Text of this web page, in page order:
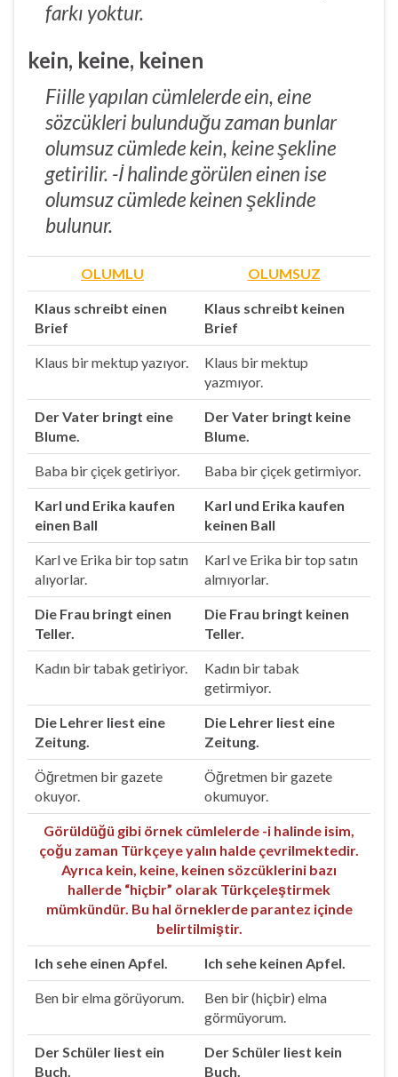
farkı yoktur.
kein, keine, keinen
Fiille yapılan cümlelerde ein, eine
sözcükleri bulunduğu zaman bunlar
olumsuz cümlede kein, keine şekline
getirilir. -İ halinde görülen einen ise
olumsuz cümlede keinen şeklinde
bulunur.
OLUMLU OLUMSUZ
Klaus schreibt einen
Brief
Klaus schreibt keinen
Brief
Klaus bir mektup yazıyor.
Klaus bir mektup
yazmıyor.
Der Vater bringt eine
Blume.
Der Vater bringt keine
Blume.
Baba bir çiçek getiriyor. Baba bir çiçek getirmiyor.
Karl und Erika kaufen
einen Ball
Karl und Erika kaufen
keinen Ball
Karl ve Erika bir top satın
alıyorlar.
Karl ve Erika bir top satın
almıyorlar.
Die Frau bringt einen
Teller.
Die Frau bringt keinen
Teller.
Kadın bir tabak getiriyor.
Kadın bir tabak
getirmiyor.
Die Lehrer liest eine
Zeitung.
Die Lehrer liest eine
Zeitung.
Öğretmen bir gazete
okuyor.
Öğretmen bir gazete
okumuyor.
Görüldüğü gibi örnek cümlelerde -i halinde isim,
çoğu zaman Türkçeye yalın halde çevrilmektedir.
Ayrıca kein, keine, keinen sözcüklerini bazı
hallerde “hiçbir” olarak Türkçeleştirmek
mümkündür. Bu hal örneklerde parantez içinde
belirtilmiştir.
Ich sehe einen Apfel. Ich sehe keinen Apfel.
Ben bir elma görüyorum.
Ben bir (hiçbir) elma
görmüyorum.
Der Schüler liest ein
Buch.
Der Schüler liest kein
Buch.